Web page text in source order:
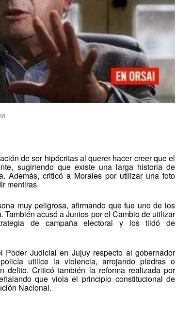
de ser hipócritas al querer hacer creer que el
sugiriendo que existe una larga historia de
Además, criticó a Morales por utilizar una foto
mentiras.
muy peligrosa, afirmando que fue uno de los
acusó a Juntos por el Cambio de utilizar
de campaña electoral y los tildó de
Judicial en Jujuy respecto al gobernador
utilice la violencia, arrojando piedras o
delito. Criticó también la reforma realizada por
que viola el principio constitucional de
Nacional.